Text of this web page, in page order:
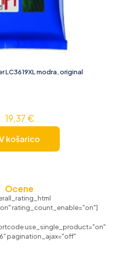
LC3619XL modra, original
19,37 €
košarico
Ocene
rating_count_enable="on"]
use_single_product="on"
pagination_ajax="off"